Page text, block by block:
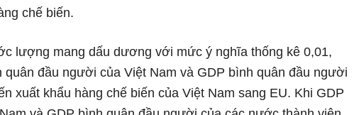
chế biến.
lượng mang dấu dương với mức ý nghĩa thống kê 0,01,
đầu người của Việt Nam và GDP bình quân đầu người
xuất khẩu hàng chế biến của Việt Nam sang EU. Khi GDP